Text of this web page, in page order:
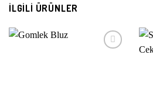
İLGILI ÜRÜNLER